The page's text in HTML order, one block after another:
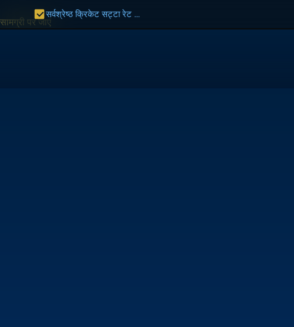
सामग्री पर जाएं
सर्वश्रेष्ठ क्रिकेट सट्टा रेट भारत 2027 | भारत गाइड